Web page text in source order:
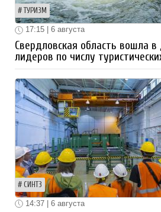
ТУРИЗМ
17:15 | 6 августа
Свердловская область вошла в
лидеров по числу
СИНТЗ
14:37 | 6 августа